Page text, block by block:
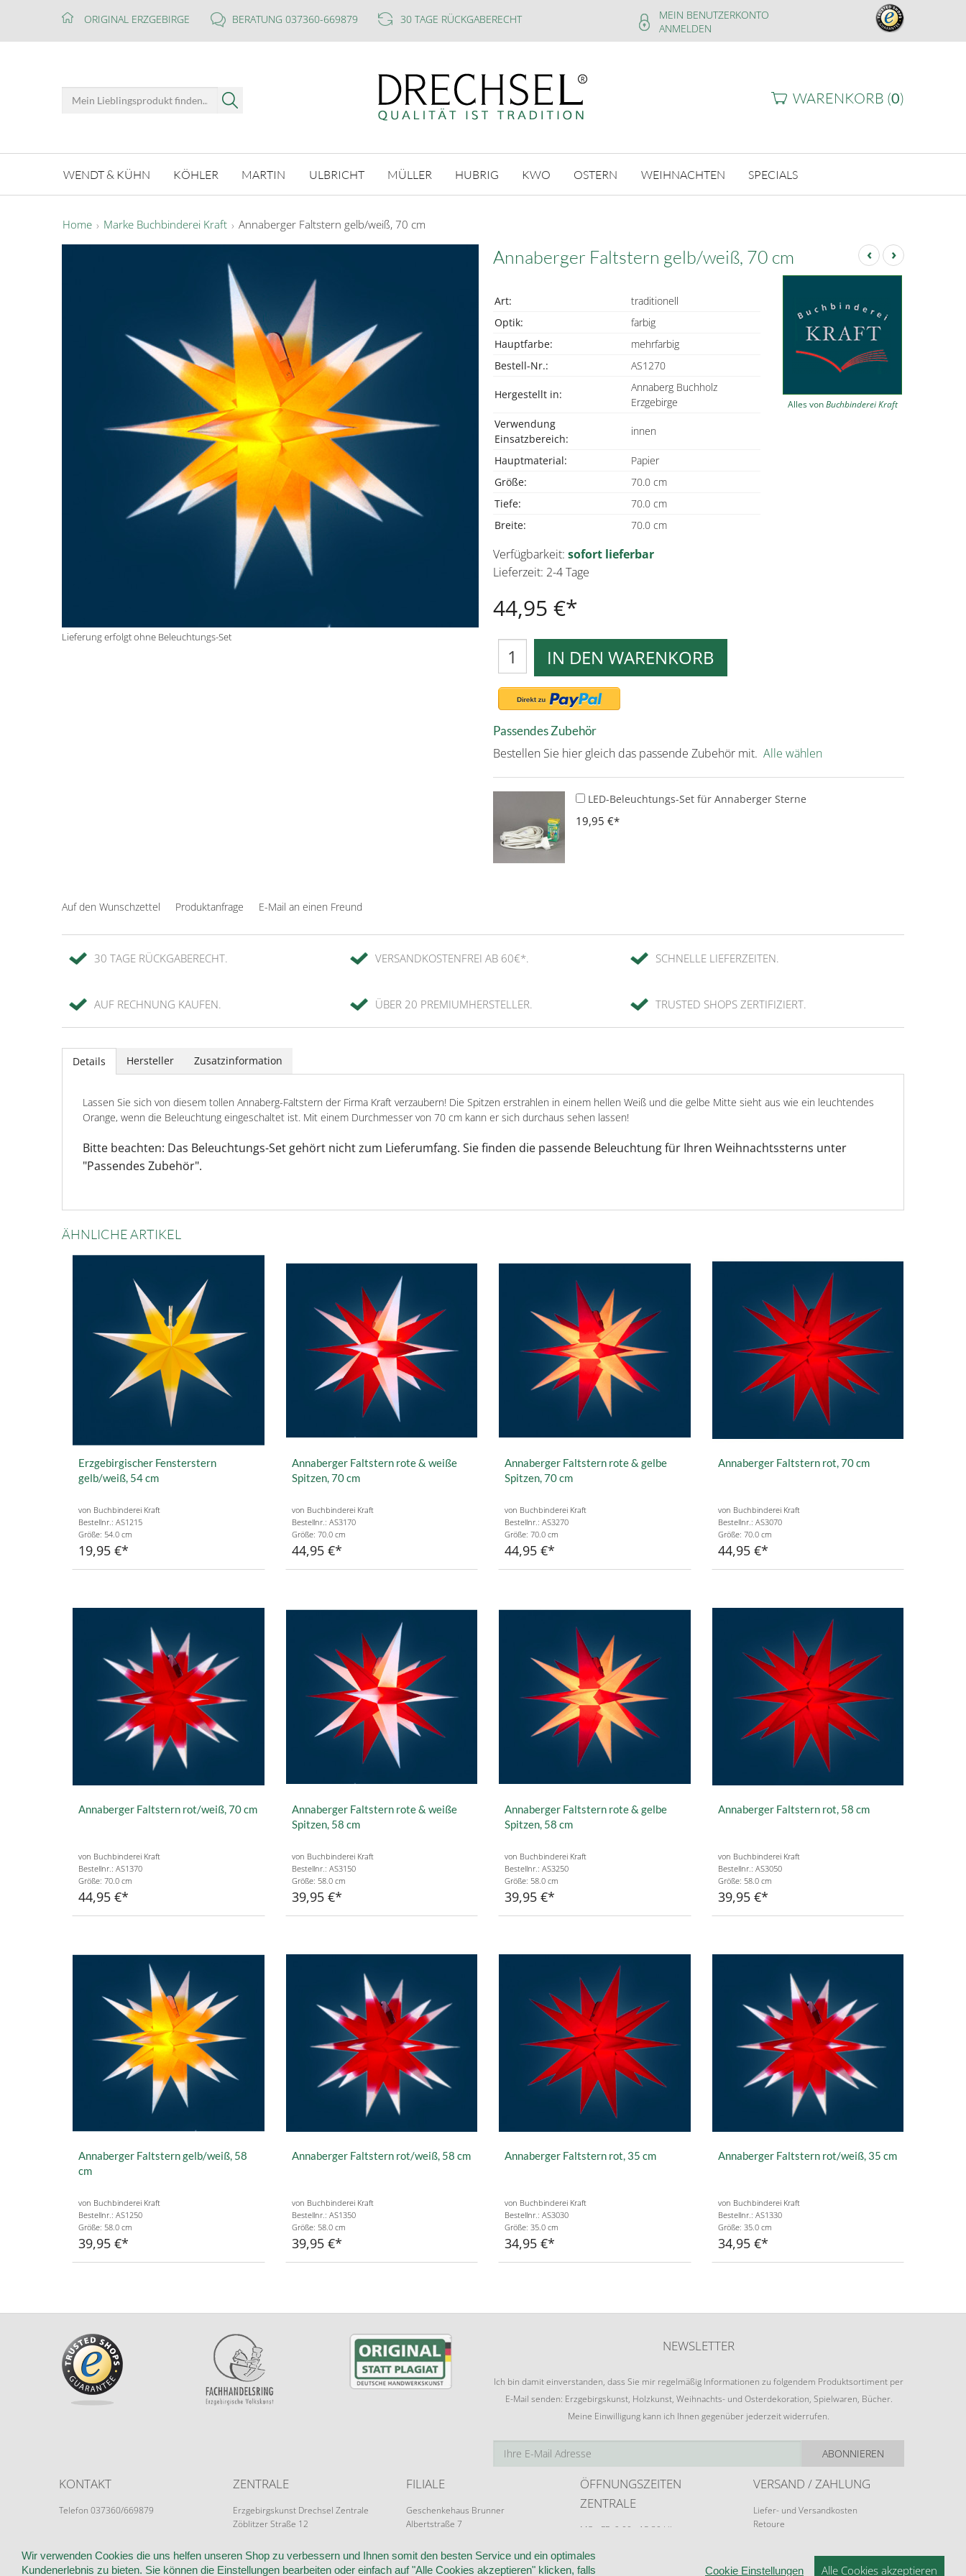
ORIGINAL ERZGEBIRGE BERATUNG 037360-669879 30 TAGE RÜCKGABERECHT
MEIN BENUTZERKONTO
ANMELDEN
WARENKORB (0)
WENDT & KÜHN KÖHLER MARTIN ULBRICHT MÜLLER HUBRIG KWO OSTERN WEIHNACHTEN SPECIALS
Home Marke Buchbinderei Kraft Annaberger Faltstern gelb/weiß, 70 cm
Lieferung erfolgt ohne Beleuchtungs-Set
‹ ›
Annaberger Faltstern gelb/weiß, 70 cm
Art:
traditionell
Optik:
farbig
Hauptfarbe:
mehrfarbig
Bestell-Nr.:
AS1270
Hergestellt in:
Annaberg Buchholz
Erzgebirge
Verwendung
Einsatzbereich:
innen
Hauptmaterial:
Papier
Größe:
70.0 cm
Tiefe:
70.0 cm
Breite:
70.0 cm
Alles vonBuchbinderei Kraft
Verfügbarkeit: sofort lieferbar
Lieferzeit: 2-4 Tage
44,95 €
IN DEN WARENKORB
Passendes Zubehör
Bestellen Sie hier gleich das passende Zubehör mit. Alle wählen
LED-Beleuchtungs-Set für Annaberger Sterne
19,95 €
Auf den Wunschzettel Produktanfrage E-Mail an einen Freund
30 TAGE RÜCKGABERECHT. VERSANDKOSTENFREI AB 60€*. SCHNELLE LIEFERZEITEN.
AUF RECHNUNG KAUFEN. ÜBER 20 PREMIUMHERSTELLER. TRUSTED SHOPS ZERTIFIZIERT.
Details Hersteller Zusatzinformation
Lassen Sie sich von diesem tollen Annaberg-Faltstern der Firma Kraft verzaubern! Die Spitzen erstrahlen in einem hellen Weiß und die gelbe Mitte sieht aus wie ein leuchtendes
Orange, wenn die Beleuchtung eingeschaltet ist. Mit einem Durchmesser von 70 cm kann er sich durchaus sehen lassen!
Bitte beachten: Das Beleuchtungs-Set gehört nicht zum Lieferumfang. Sie finden die passende Beleuchtung für Ihren Weihnachtssterns unter
"Passendes Zubehör".
ÄHNLICHE ARTIKEL
Erzgebirgischer Fensterstern
gelb/weiß, 54 cm
von Buchbinderei Kraft
Bestellnr.: AS1215
Größe: 54.0 cm
19,95 €
Annaberger Faltstern rote & weiße
Spitzen, 70 cm
von Buchbinderei Kraft
Bestellnr.: AS3170
Größe: 70.0 cm
44,95 €
Annaberger Faltstern rote & gelbe
Spitzen, 70 cm
von Buchbinderei Kraft
Bestellnr.: AS3270
Größe: 70.0 cm
44,95 €
Annaberger Faltstern rot, 70 cm
von Buchbinderei Kraft
Bestellnr.: AS3070
Größe: 70.0 cm
44,95 €
Annaberger Faltstern rot/weiß, 70 cm
von Buchbinderei Kraft
Bestellnr.: AS1370
Größe: 70.0 cm
44,95 €
Annaberger Faltstern rote & weiße
Spitzen, 58 cm
von Buchbinderei Kraft
Bestellnr.: AS3150
Größe: 58.0 cm
39,95 €
Annaberger Faltstern rote & gelbe
Spitzen, 58 cm
von Buchbinderei Kraft
Bestellnr.: AS3250
Größe: 58.0 cm
39,95 €
Annaberger Faltstern rot, 58 cm
von Buchbinderei Kraft
Bestellnr.: AS3050
Größe: 58.0 cm
39,95 €
Annaberger Faltstern gelb/weiß, 58
cm
von Buchbinderei Kraft
Bestellnr.: AS1250
Größe: 58.0 cm
39,95 €
Annaberger Faltstern rot/weiß, 58 cm
von Buchbinderei Kraft
Bestellnr.: AS1350
Größe: 58.0 cm
39,95 €
Annaberger Faltstern rot, 35 cm
von Buchbinderei Kraft
Bestellnr.: AS3030
Größe: 35.0 cm
34,95 €
Annaberger Faltstern rot/weiß, 35 cm
von Buchbinderei Kraft
Bestellnr.: AS1330
Größe: 35.0 cm
34,95 €
NEWSLETTER
Ich bin damit einverstanden, dass Sie mir regelmäßig Informationen zu folgendem Produktsortiment per
E-Mail senden: Erzgebirgskunst, Holzkunst, Weihnachts- und Osterdekoration, Spielwaren, Bücher.
Meine Einwilligung kann ich Ihnen gegenüber jederzeit widerrufen.
ABONNIEREN
KONTAKT
Telefon 037360/669879
ZENTRALE
Erzgebirgskunst Drechsel Zentrale
Zöblitzer Straße 12
FILIALE
Geschenkehaus Brunner
Albertstraße 7
ÖFFNUNGSZEITEN
ZENTRALE
MO - FR: 9:00 - 15:30 Uhr
VERSAND / ZAHLUNG
Liefer- und Versandkosten
Retoure
Wir verwenden Cookies die uns helfen unseren Shop zu verbessern und Ihnen somit den besten Service und ein optimales
Kundenerlebnis zu bieten. Sie können die Einstellungen bearbeiten oder einfach auf "Alle Cookies akzeptieren" klicken, falls
Cookie Einstellungen Alle Cookies akzeptieren